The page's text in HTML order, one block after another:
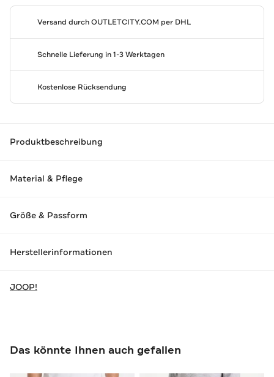
Versand durchOUTLETCITY.COM per DHL
Schnelle Lieferung in 1-3 Werktagen
Kostenlose Rücksendung
Produktbeschreibung
Material & Pflege
Größe & Passform
Herstellerinformationen
JOOP!
Das könnte Ihnen auch gefallen